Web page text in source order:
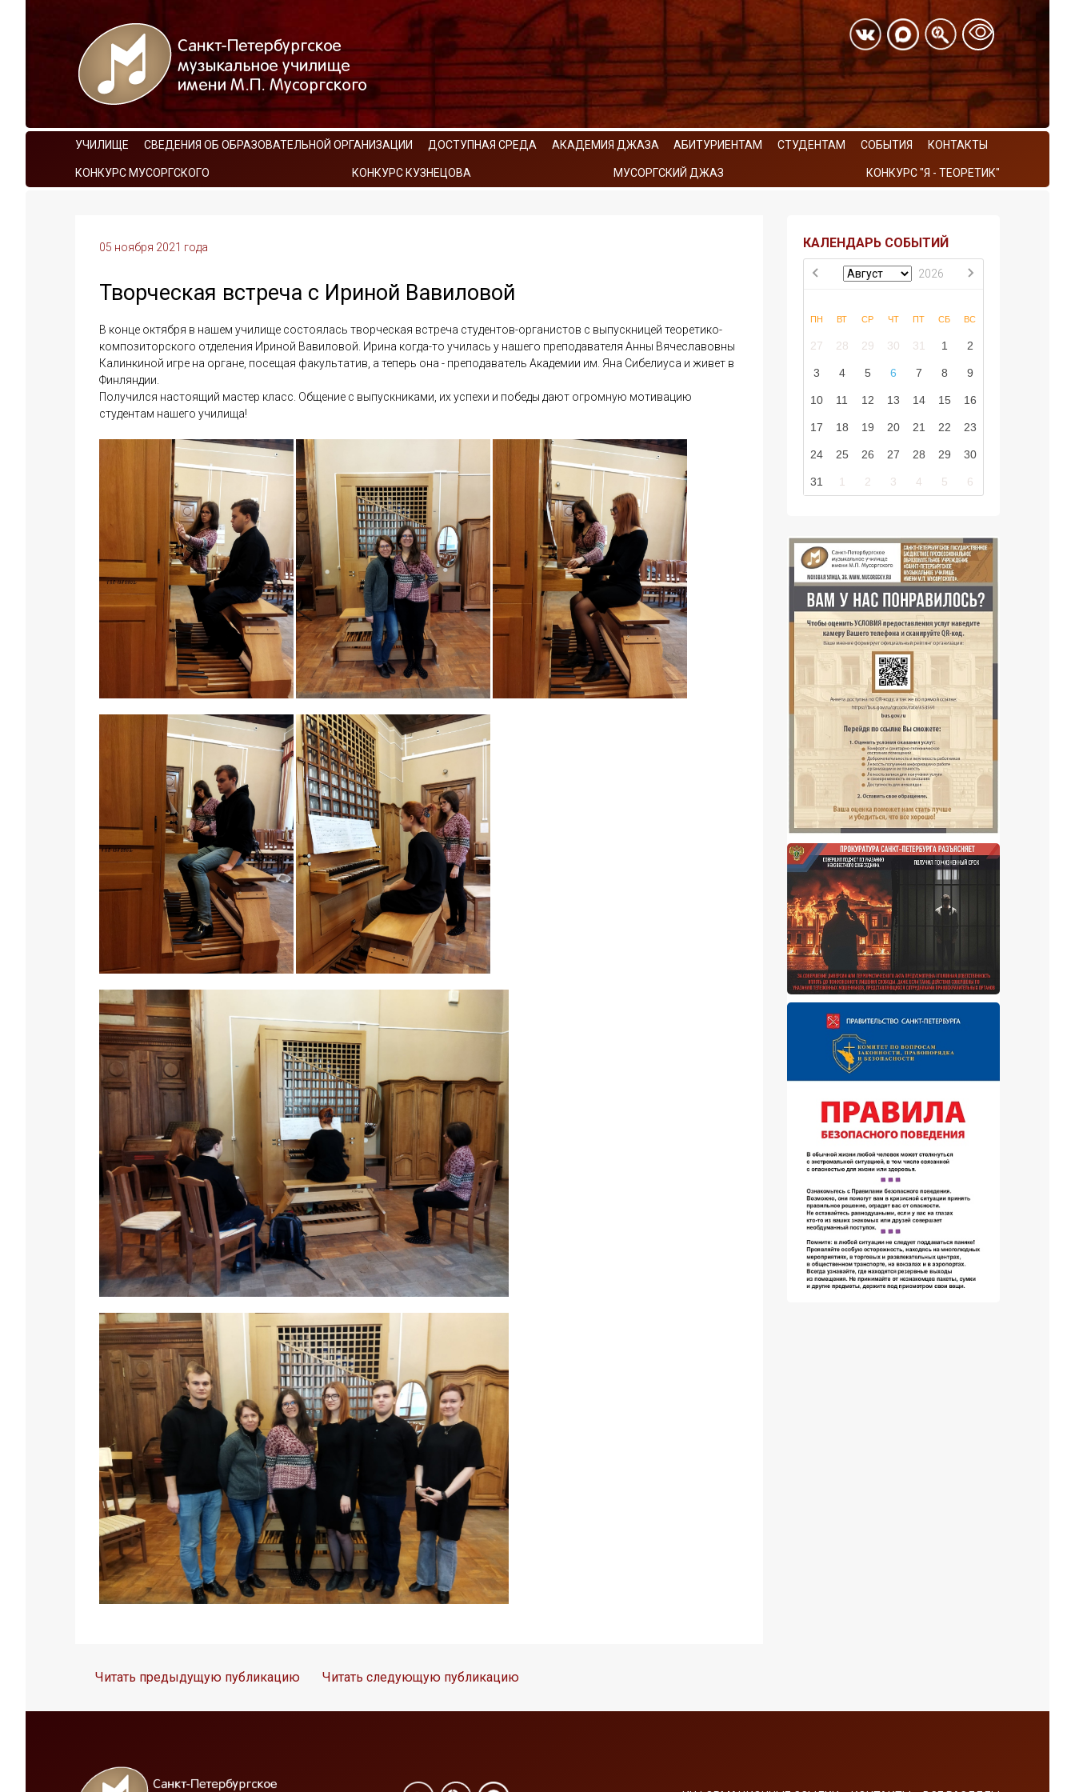
УЧИЛИЩЕ СВЕДЕНИЯ ОБ ОБРАЗОВАТЕЛЬНОЙ ОРГАНИЗАЦИИ ДОСТУПНАЯ СРЕДА АКАДЕМИЯ ДЖАЗА АБИТУРИЕНТАМ СТУДЕНТАМ СОБЫТИЯ КОНТАКТЫ
КОНКУРС МУСОРГСКОГО КОНКУРС КУЗНЕЦОВА МУСОРГСКИЙ ДЖАЗ КОНКУРС "Я - ТЕОРЕТИК"
05 ноября 2021 года
Творческая встреча с Ириной Вавиловой
В конце октября в нашем училище состоялась творческая встреча студентов-органистов с выпускницей теоретико-
композиторского отделения Ириной Вавиловой. Ирина когда-то училась у нашего преподавателя Анны Вячеславовны
Калинкиной игре на органе, посещая факультатив, а теперь она - преподаватель Академии им. Яна Сибелиуса и живет в
Финляндии.
Получился настоящий мастер класс. Общение с выпускниками, их успехи и победы дают огромную мотивацию
студентам нашего училища!
Читать предыдущую публикацию Читать следующую публикацию
КАЛЕНДАРЬ СОБЫТИЙ
2026
ПН ВТ СР ЧТ ПТ СБ ВС
27 28 29 30 31 1 2
3 4 5 6 7 8 9
10 11 12 13 14 15 16
17 18 19 20 21 22 23
24 25 26 27 28 29 30
31 1 2 3 4 5 6